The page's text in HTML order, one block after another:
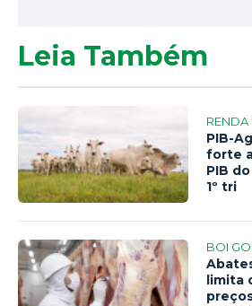
Leia Também
RENDA
PIB-
forte
PIB
1º tri
BOI
limita